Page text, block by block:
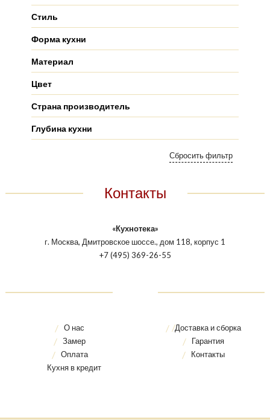
Стиль
Форма кухни
Материал
Цвет
Страна производитель
Глубина кухни
Контакты
«Кухнотека»
г. Москва, Дмитровское шоссе., дом 118, корпус 1
+7 (495) 369-26-55
О нас
Замер
Оплата
Кухня в кредит
Доставка и сборка
Гарантия
Контакты